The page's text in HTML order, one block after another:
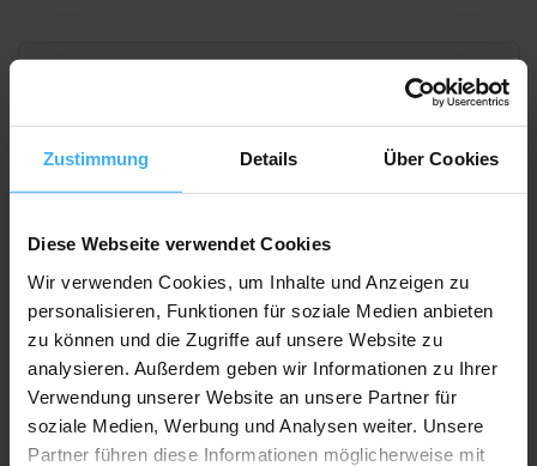
Zustimmung Details Über Cookies
Diese Webseite verwendet Cookies
Wir verwenden Cookies, um Inhalte und Anzeigen zu
personalisieren, Funktionen für soziale Medien anbieten
zu können und die Zugriffe auf unsere Website zu
analysieren. Außerdem geben wir Informationen zu Ihrer
Verwendung unserer Website an unsere Partner für
soziale Medien, Werbung und Analysen weiter. Unsere
Partner führen diese Informationen möglicherweise mit